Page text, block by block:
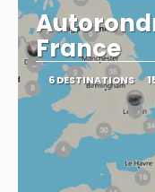
France
6 DESTINATIONS